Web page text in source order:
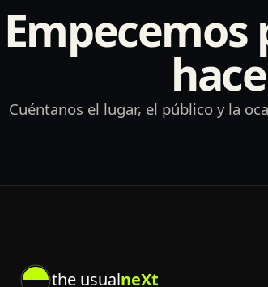
Empecemos
Cuéntanos el lugar, el público y la
the usualneXt